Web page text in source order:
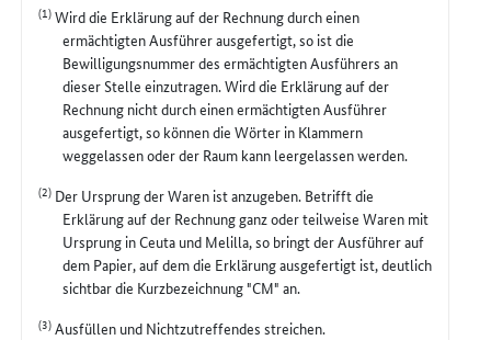
(1)Wird die Erklärung auf der Rechnung durch einen
ermächtigten Ausführer ausgefertigt, so ist die
Bewilligungsnummer des ermächtigten Ausführers an
dieser Stelle einzutragen. Wird die Erklärung auf der
Rechnung nicht durch einen ermächtigten Ausführer
ausgefertigt, so können die Wörter in Klammern
weggelassen oder der Raum kann leergelassen werden.
(2) Der Ursprung der Waren ist anzugeben. Betrifft die
Erklärung auf der Rechnung ganz oder teilweise Waren mit
Ursprung in Ceuta und Melilla, so bringt der Ausführer auf
dem Papier, auf dem die Erklärung ausgefertigt ist, deutlich
sichtbar die Kurzbezeichnung "CM" an.
(3)Ausfüllen und Nichtzutreffendes streichen.